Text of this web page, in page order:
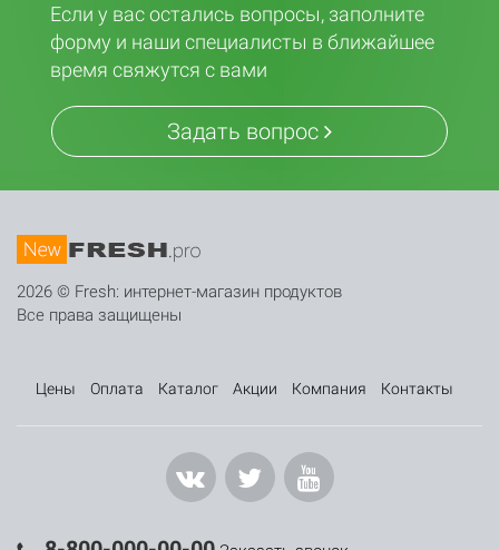
Если у вас остались вопросы, заполните
форму и наши специалисты в ближайшее
время свяжутся с вами
Задать вопрос
2026 © Fresh: интернет-магазин продуктов
Все права защищены
Цены Оплата Каталог Акции Компания Контакты